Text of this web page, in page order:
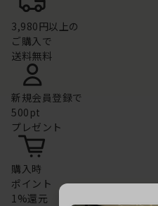
3,980円以上の
ご購入で
送料無料
新規会員登録で
500pt
プレゼント
購入時
ポイント
1%還元